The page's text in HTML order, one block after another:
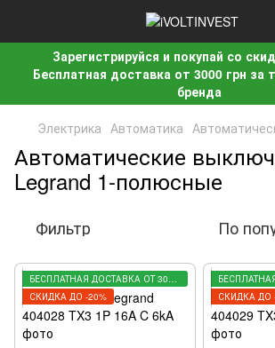
Зарегистрируйся и покупай со
Бесплатная доставка от 3000 грн за
бренда
Электрика Автоматика
Автоматические
Legrand 1-полюсные
Фильтр По
БЕСПЛАТНАЯ ДОСТАВКА ОТ 3000 ГРН
СКИДКА ДО -20%
СКИДКА ДО